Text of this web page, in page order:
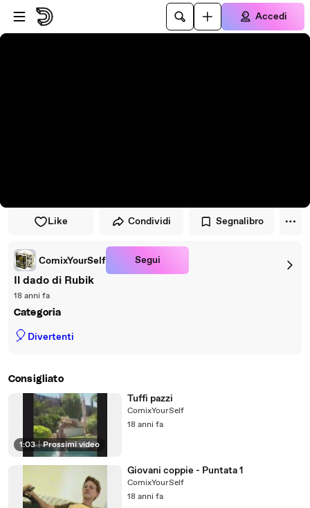
Vai al lettore
Passa al contenuto principale
Accedi
Like Condividi Segnalibro
ComixYourSelf Segui
Il dado di Rubik
18 anni fa
Categoria
🎈 Divertenti
Consigliato
1:03 | Prossimi video
Tuffi pazzi
ComixYourSelf
18 anni fa
Giovani coppie - Puntata 1
ComixYourSelf
18 anni fa